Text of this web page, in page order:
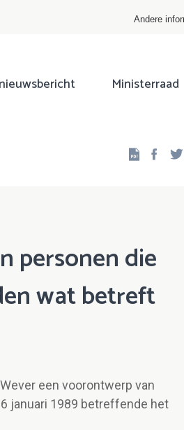
Andere
Ministerraad
personen die
wat betreft
een voorontwerp van
januari 1989 betreffende het